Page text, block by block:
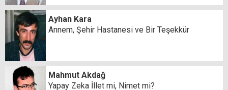
Ayhan Kara
Annem, Şehir Hastanesi ve Bir Teşekkür
Mahmut Akdağ
Yapay Zeka İllet mi, Nimet mi?